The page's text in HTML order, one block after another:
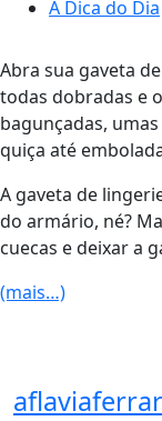
A Dica do Dia
Abra sua gaveta
todas dobradas e
bagunçadas,
quiça até
A gaveta de
do armário, né?
cuecas e deixar a
(mais…)